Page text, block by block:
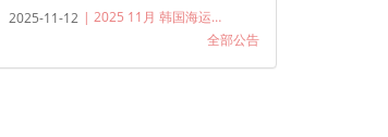
2025-11-12
| 2025 11月 韩国海运航期
全部公告